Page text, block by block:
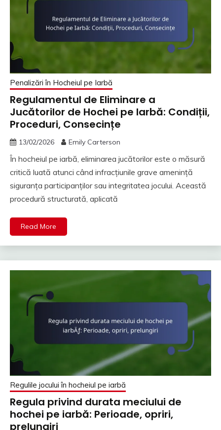
Penalizări în Hocheiul pe Iarbă
Regulamentul de Eliminare a
Jucătorilor de Hochei pe Iarbă: Condiții,
Proceduri, Consecințe
13/02/2026 Emily Carterson
În hocheiul pe iarbă, eliminarea jucătorilor este o măsură
critică luată atunci când infracțiunile grave amenință
siguranța participanților sau integritatea jocului. Această
procedură structurată, aplicată
Read More
Regulile jocului în hocheiul pe iarbă
Regula privind durata meciului de
hochei pe iarbă: Perioade, opriri,
prelungiri